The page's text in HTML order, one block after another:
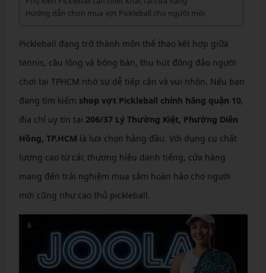
Hướng dẫn chọn mua vợt Pickleball cho người mới
Pickleball đang trở thành môn thể thao kết hợp giữa
tennis, cầu lông và bóng bàn, thu hút đông đảo người
chơi tại TPHCM nhờ sự dễ tiếp cận và vui nhộn. Nếu bạn
đang tìm kiếm shop vợt Pickleball chính hãng quận 10,
địa chỉ uy tín tại 206/37 Lý Thường Kiệt, Phường Diên
Hồng, TP.HCM là lựa chọn hàng đầu. Với dụng cụ chất
lượng cao từ các thương hiệu danh tiếng, cửa hàng
mang đến trải nghiệm mua sắm hoàn hảo cho người
mới cũng như cao thủ pickleball.